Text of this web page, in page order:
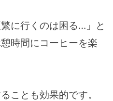
に行くのは困る…」と
時間にコーヒーを楽
ことも効果的です。